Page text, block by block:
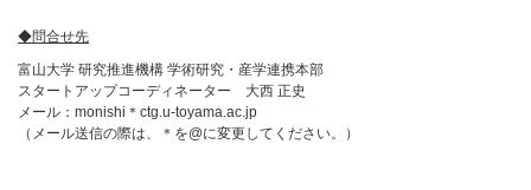
◆問合せ先
富山大学 研究推進機構 学術研究・産学連携本部
スタートアップコーディネーター 大西 正史
メール：monishi＊ctg.u-toyama.ac.jp
（メール送信の際は、＊を@に変更してください。）